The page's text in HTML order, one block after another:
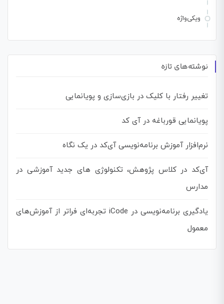
ویکی‌واژه
نوشته‌های تازه
تغییر رفتار با کلیک در بازی‌سازی و پویانمایی
پویانمایی قورباغه در آی کد
نرم‌افزار آموزش برنامه‌نویسی آی‌کد در یک نگاه
آی‌کد در کلاس پژوهش، تکنولوژی های جدید آموزشی در
مدارس
یادگیری برنامه‌نویسی در iCode تجربه‌ای فراتر از آموزش‌های
معمول